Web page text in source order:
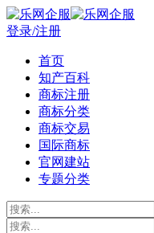
登录/注册
首页
知产百科
商标注册
商标分类
商标交易
国际商标
官网建站
专题分类